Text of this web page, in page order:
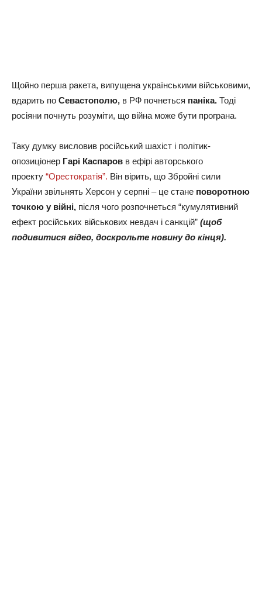
Щойно перша ракета, випущена українськими військовими,
вдарить по Севастополю, в РФ почнеться паніка. Тоді
росіяни почнуть розуміти, що війна може бути програна.
Таку думку висловив російський шахіст і політик-
опозиціонер Гарі Каспаров в ефірі авторського
проекту “Орестократія”. Він вірить, що Збройні сили
України звільнять Херсон у серпні – це стане поворотною
точкою у війні, після чого розпочнеться “кумулятивний
ефект російських військових невдач і санкцій” (щоб
подивитися відео, доскрольте новину до кінця).